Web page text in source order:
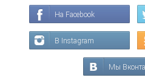
На Facebook
В Instagram
Мы